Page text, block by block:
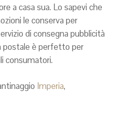
a casa sua. Lo sapevi che
le conserva per
di consegna pubblicità
postale è perfetto per
consumatori.
Imperia,